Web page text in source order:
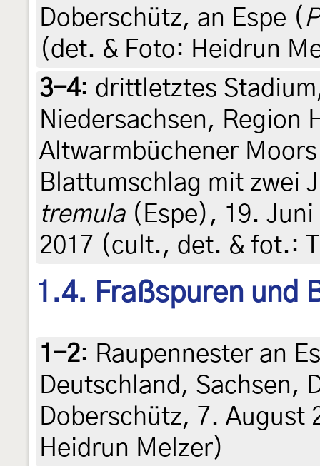
Doberschütz, an Espe (
(det. & Foto: Heidrun
3-4: drittletztes
Niedersachsen, Region
Altwarmbüchener
Blattumschlag mit zwei
tremula(Espe), 19. Juni
2017 (cult., det. & fot.:
1.4. Fraßspuren und
1-2: Raupennester an
Deutschland, Sachsen,
Doberschütz, 7. August
Heidrun Melzer)